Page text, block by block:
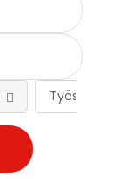
Työsuhteen